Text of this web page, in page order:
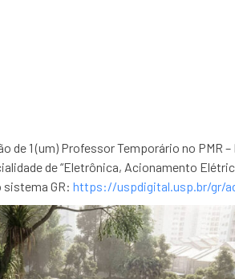
de 1 (um) Professor Temporário no PMR
de “Eletrônica, Acionamento
GR: https://uspdigital.usp.br/gr/